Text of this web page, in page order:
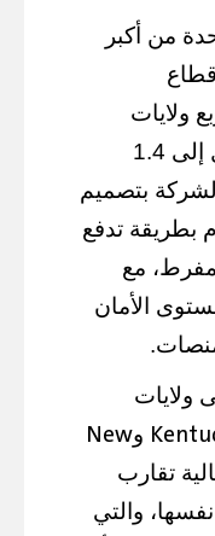
من أكبر
قطاع
ولايات
أمريكية بفرض غرامات تصل إلى 1.4
بتصميم
بطريقة تدفع
مع
الأمان
ولايات
وNew
تقارب
والتي